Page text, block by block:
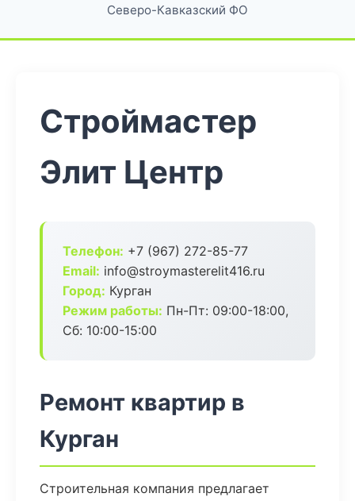
Северо-Кавказский ФО
Строймастер
Элит Центр
Телефон: +7 (967) 272-85-77
Email: info@stroymasterelit416.ru
Город: Курган
Режим работы: Пн-Пт: 09:00-18:00,
Сб: 10:00-15:00
Ремонт квартир в
Курган
Строительная компания предлагает